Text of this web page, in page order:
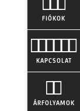
FIÓKOK
KAPCSOLAT
ÁRFOLYAMOK